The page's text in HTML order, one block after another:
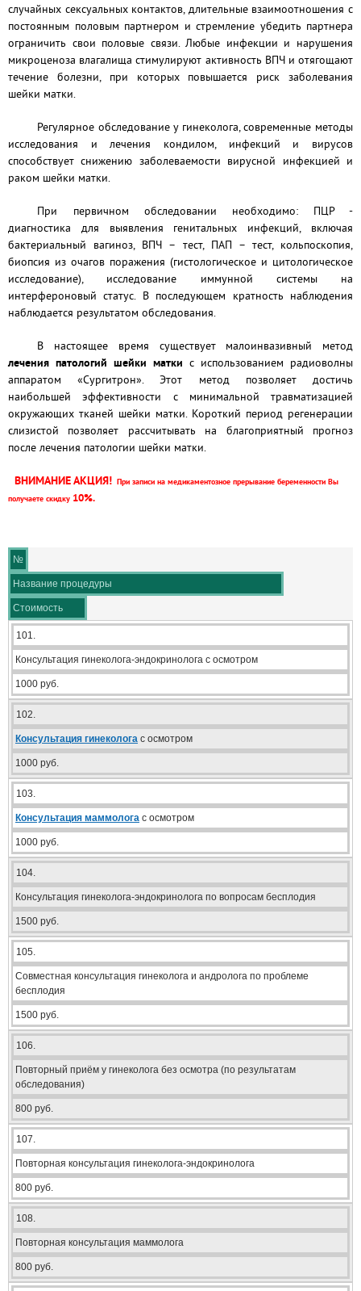
случайных сексуальных контактов, длительные взаимоотношения с
постоянным половым партнером и стремление убедить партнера
ограничить свои половые связи. Любые инфекции и нарушения
микроценоза влагалища стимулируют активность ВПЧ и отягощают
течение болезни, при которых повышается риск заболевания
шейки матки.
Регулярное обследование у гинеколога, современные методы
исследования и лечения кондилом, инфекций и вирусов
способствует снижению заболеваемости вирусной инфекцией и
раком шейки матки.
При первичном обследовании необходимо: ПЦР -
диагностика для выявления генитальных инфекций, включая
бактериальный вагиноз, ВПЧ – тест, ПАП – тест, кольпоскопия,
биопсия из очагов поражения (гистологическое и цитологическое
исследование), исследование иммунной системы на
интерфероновый статус. В последующем кратность наблюдения
наблюдается результатом обследования.
В настоящее время существует малоинвазивный метод
лечения патологий шейки матки с использованием радиоволны
аппаратом «Сургитрон». Этот метод позволяет достичь
наибольшей эффективности с минимальной травматизацией
окружающих тканей шейки матки. Короткий период регенерации
слизистой позволяет рассчитывать на благоприятный прогноз
после лечения патологии шейки матки.
ВНИМАНИЕ АКЦИЯ! При записи на медикаментозное прерывание беременности Вы
получаете скидку 10%.
№
Название процедуры
Стоимость
101.
Консультация гинеколога-эндокринолога с осмотром
1000 руб.
102.
Консультация гинеколога с осмотром
1000 руб.
103.
Консультация маммолога с осмотром
1000 руб.
104.
Консультация гинеколога-эндокринолога по вопросам бесплодия
1500 руб.
105.
Совместная консультация гинеколога и андролога по проблеме
бесплодия
1500 руб.
106.
Повторный приём у гинеколога без осмотра (по результатам
обследования)
800 руб.
107.
Повторная консультация гинеколога-эндокринолога
800 руб.
108.
Повторная консультация маммолога
800 руб.